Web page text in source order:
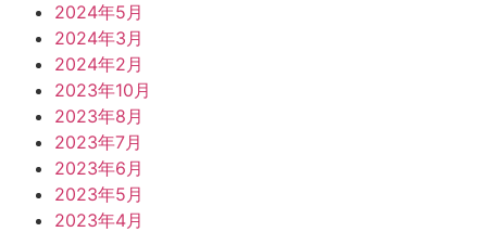
2024年5月
2024年3月
2024年2月
2023年10月
2023年8月
2023年7月
2023年6月
2023年5月
2023年4月